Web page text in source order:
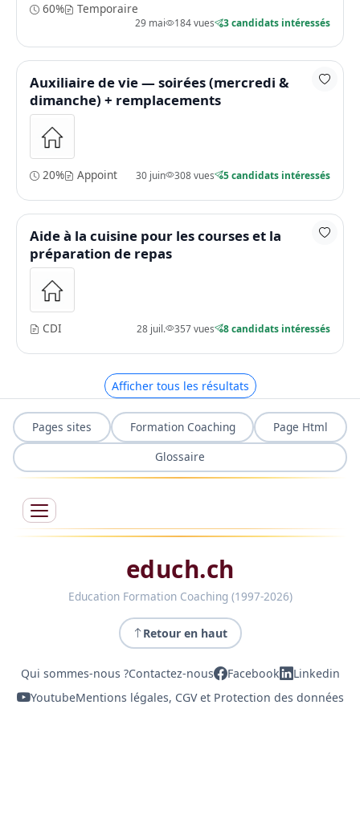
60% Temporaire
29 mai 184 vues 3 candidats intéressés
Auxiliaire de vie — soirées (mercredi &
dimanche) + remplacements
20% Appoint 30 juin 308 vues 5 candidats intéressés
Aide à la cuisine pour les courses et la
préparation de repas
CDI 28 juil. 357 vues 8 candidats intéressés
Afficher tous les résultats
Pages sites Formation Coaching
Page Html
Glossaire
educh.ch
Education Formation Coaching (1997-2026)
Retour en haut
Qui sommes-nous ?Contactez-nous Facebook
Linkedin
YoutubeMentions légales, CGV et Protection des données